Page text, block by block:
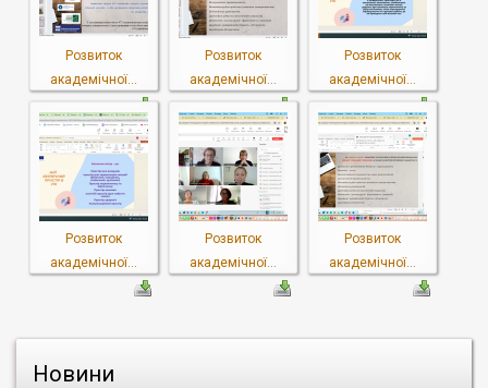
Новини
Розвиток
академічної...
Розвиток
академічної...
Розвиток
академічної...
Розвиток
академічної...
Розвиток
академічної...
Розвиток
академічної...